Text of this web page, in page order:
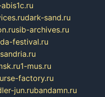
dark-sand.ru
sib-archives.ru
festival.ru
1-mus.ru
factory.ru
jun.rubandamn.ru